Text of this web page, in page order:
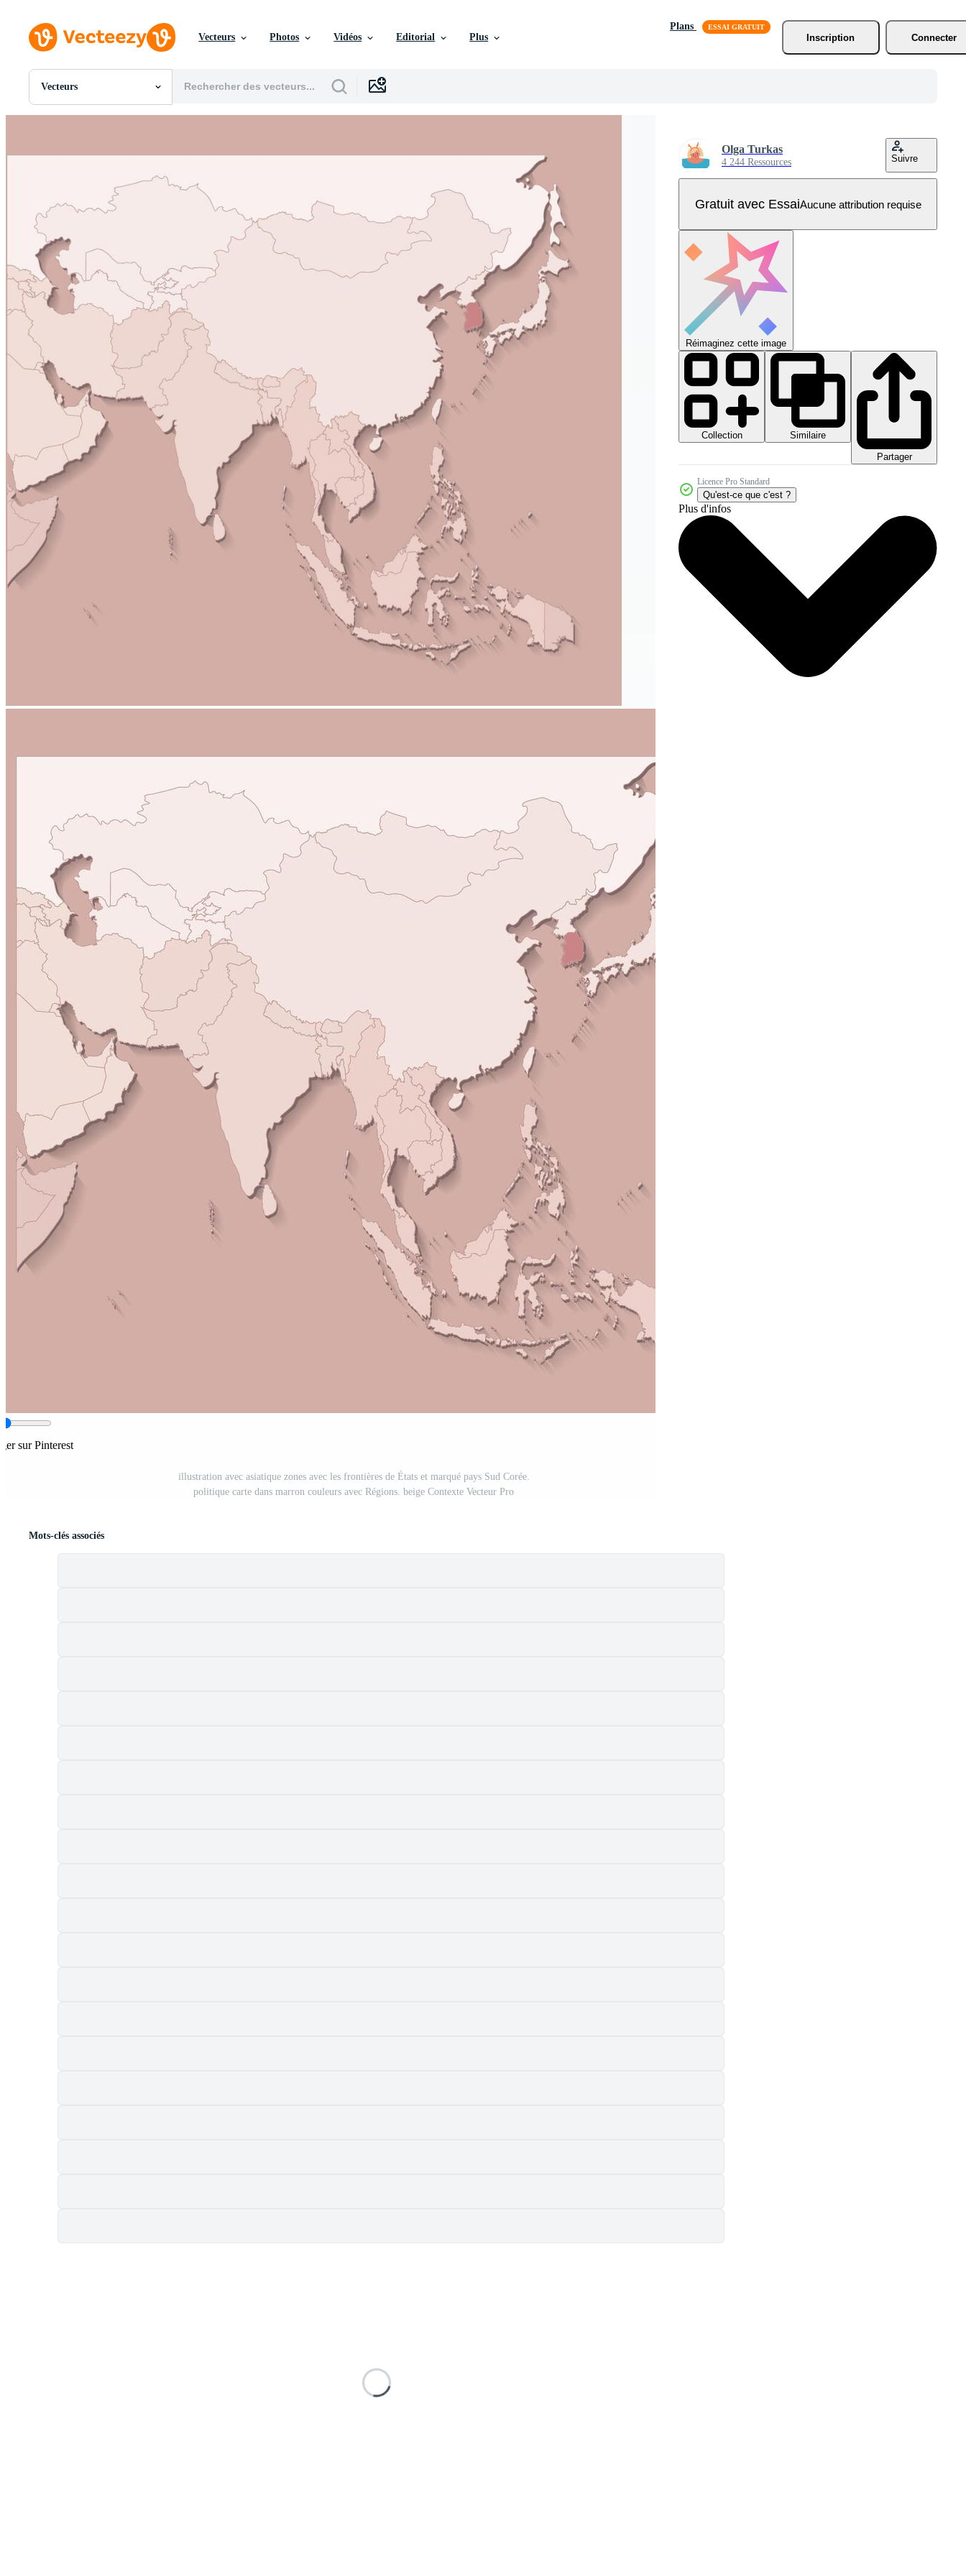
Vecteurs Photos Vidéos Editorial Plus
Plans
Inscription
Connecter
Vecteurs
Toutes Images
Vidéos
Images Éditoriales
Événements Éditoriaux
sur Pinterest
illustration avec asiatique zones avec les frontières de États et marqué pays Sud Corée.
politique carte dans marron couleurs avec Régions. beige Contexte Vecteur Pro
Olga Turkas
4 244 Ressources Suivre
Gratuit avec EssaiAucune attribution requise
Réimaginez cette image
Collection
Similaire
Partager
Licence Pro Standard
Qu'est-ce que c'est ?
Plus d'infos
Mots-clés associés